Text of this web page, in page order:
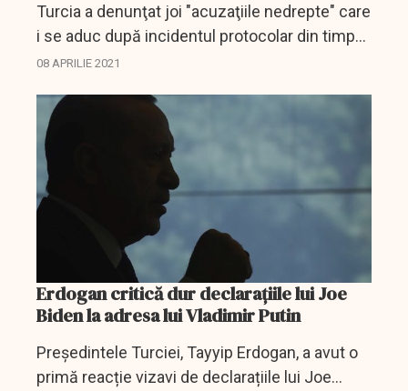
Turcia a denunţat joi "acuzaţiile nedrepte" care
i se aduc după incidentul protocolar din timpul
unei vizite la Ankara a preşedintelui Consiliului
08 APRILIE 2021
Erdogan critică dur declarațiile lui Joe
Biden la adresa lui Vladimir Putin
Președintele Turciei, Tayyip Erdogan, a avut o
primă reacție vizavi de declarațiile lui Joe